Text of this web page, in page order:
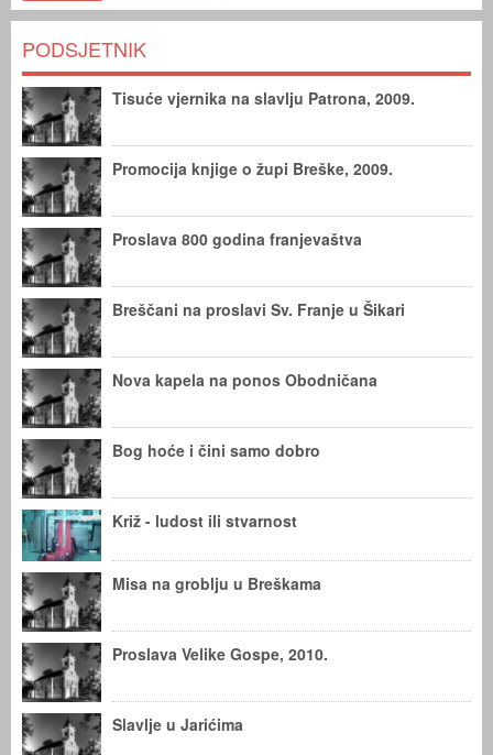
PODSJETNIK
Tisuće vjernika na slavlju Patrona, 2009.
Promocija knjige o župi Breške, 2009.
Proslava 800 godina franjevaštva
Breščani na proslavi Sv. Franje u Šikari
Nova kapela na ponos Obodničana
Bog hoće i čini samo dobro
Križ - ludost ili stvarnost
Misa na groblju u Breškama
Proslava Velike Gospe, 2010.
Slavlje u Jarićima